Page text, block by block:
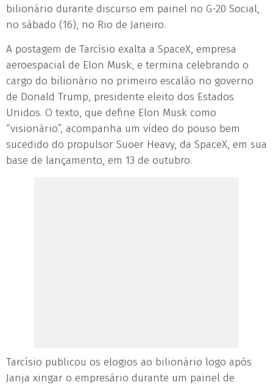
bilionário durante discurso em painel no G-20 Social,
no sábado (16), no Rio de Janeiro.
A postagem de Tarcísio exalta a SpaceX, empresa
aeroespacial de Elon Musk, e termina celebrando o
cargo do bilionário no primeiro escalão no governo
de Donald Trump, presidente eleito dos Estados
Unidos. O texto, que define Elon Musk como
“visionário”, acompanha um vídeo do pouso bem
sucedido do propulsor Suoer Heavy, da SpaceX, em sua
base de lançamento, em 13 de outubro.
Tarcísio publicou os elogios ao bilionário logo após
Janja xingar o empresário durante um painel de